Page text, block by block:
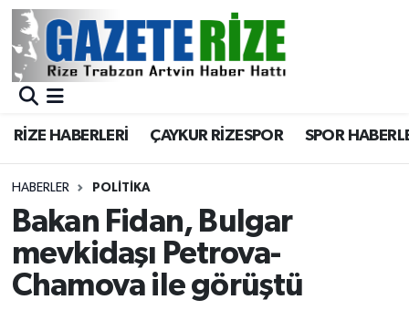
RİZE HABERLERİ ÇAYKUR RİZESPOR SPOR
HABERLER POLİTİKA
Bakan Fidan, Bulgar
mevkidaşı Petrova-
Chamova ile görüştü
BÖLGEMİZ
Asayiş
Rize Jandarma Komutanlığı
Bilim Teknoloji
Merkez Nöbetçi Eczaneler
Merkez Trafik Yoğunluk Haritası
Süper Lig Puan Durumu ve Fikstür
Tüm Manşetler
Son Dakika Haberleri